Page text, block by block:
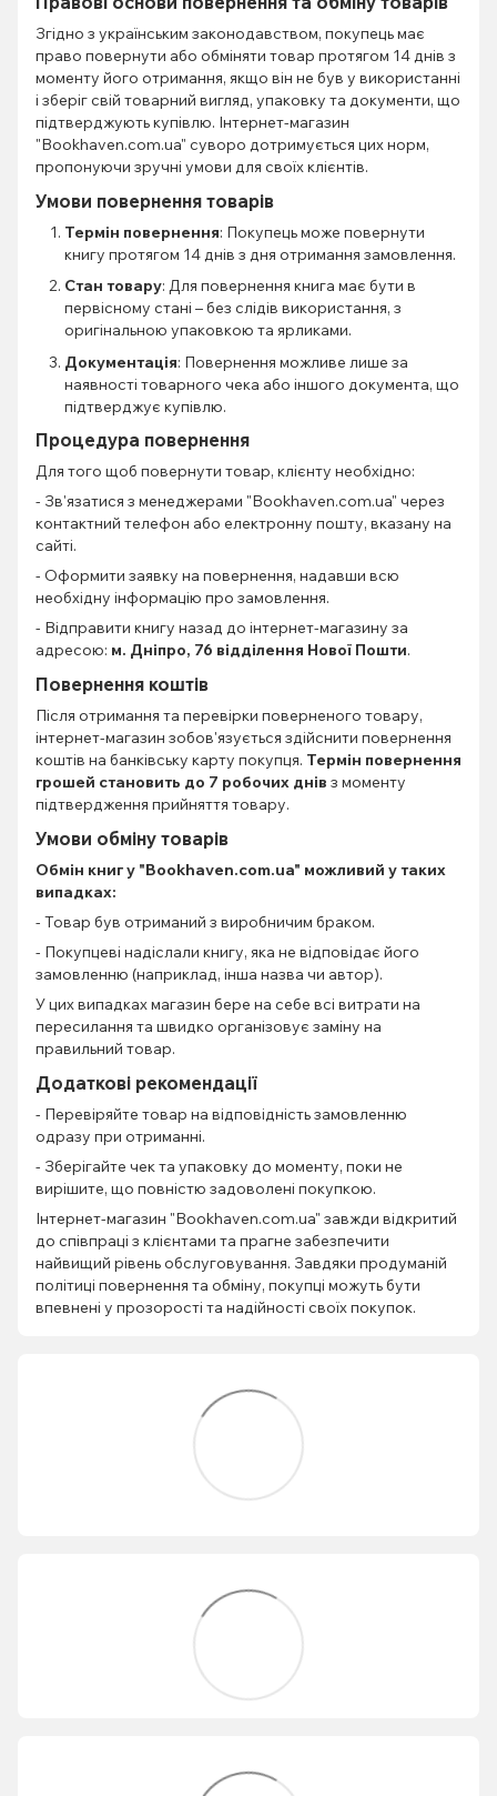
Згідно з українським законодавством, покупець має
право повернути або обміняти товар протягом 14 днів з
моменту його отримання, якщо він не був у використанні
і зберіг свій товарний вигляд, упаковку та документи, що
підтверджують купівлю. Інтернет-магазин
"Bookhaven.com.ua" суворо дотримується цих норм,
пропонуючи зручні умови для своїх клієнтів.
Умови повернення товарів
Термін повернення: Покупець може повернути
книгу протягом 14 днів з дня отримання замовлення.
Стан товару: Для повернення книга має бути в
первісному стані – без слідів використання, з
оригінальною упаковкою та ярликами.
Документація: Повернення можливе лише за
наявності товарного чека або іншого документа, що
підтверджує купівлю.
Процедура повернення
Для того щоб повернути товар, клієнту необхідно:
- Зв'язатися з менеджерами "Bookhaven.com.ua" через
контактний телефон або електронну пошту, вказану на
сайті.
- Оформити заявку на повернення, надавши всю
необхідну інформацію про замовлення.
- Відправити книгу назад до інтернет-магазину за
адресою: м. Дніпро, 76 відділення Нової Пошти.
Повернення коштів
Після отримання та перевірки поверненого товару,
інтернет-магазин зобов'язується здійснити повернення
коштів на банківську карту покупця. Термін повернення
грошей становить до 7 робочих днів з моменту
підтвердження прийняття товару.
Умови обміну товарів
Обмін книгу "Bookhaven.com.ua" можливий у таких
випадках:
- Товар був отриманий з виробничим браком.
- Покупцеві надіслали книгу, яка не відповідає його
замовленню (наприклад, інша назва чи автор).
У цих випадках магазин бере на себе всі витрати на
пересилання та швидко організовує заміну на
правильний товар.
Додаткові рекомендації
- Перевіряйте товар на відповідність замовленню
одразу при отриманні.
- Зберігайте чек та упаковку до моменту, поки не
вирішите, що повністю задоволені покупкою.
Інтернет-магазин "Bookhaven.com.ua" завжди відкритий
до співпраці з клієнтами та прагне забезпечити
найвищий рівень обслуговування. Завдяки продуманій
політиці повернення та обміну, покупці можуть бути
впевнені у прозорості та надійності своїх покупок.